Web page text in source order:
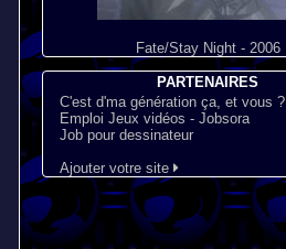
Fate/Stay Night - 2006
PARTENAIRES
C'est d'ma génération ça, et vous ?
Emploi Jeux vidéos - Jobsora
Job pour dessinateur
Ajouter votre site